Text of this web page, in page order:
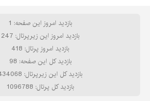
بازدید امروز این صفحه: 1
بازدید امروز این زیرپرتال: 247
بازدید امروز پرتال: 418
بازدید کل این صفحه: 98
بازدید کل این زیرپرتال: 434068
بازدید کل پرتال: 1096788